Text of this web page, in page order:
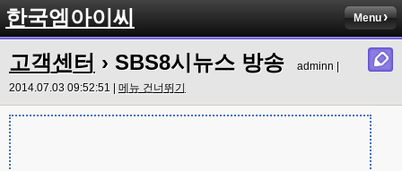
한국엠아이씨 Menu
고객센터 › SBS8시뉴스 방송
adminn |
2014.07.03 09:52:51 | 메뉴 건너뛰기